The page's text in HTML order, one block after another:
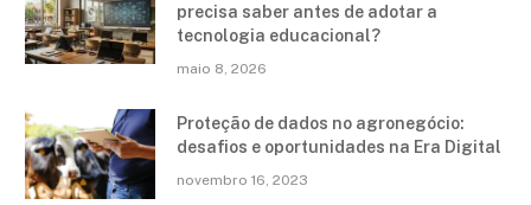
precisa saber antes de adotar a
tecnologia educacional?
maio 8, 2026
Proteção de dados no agronegócio:
desafios e oportunidades na Era Digital
novembro 16, 2023